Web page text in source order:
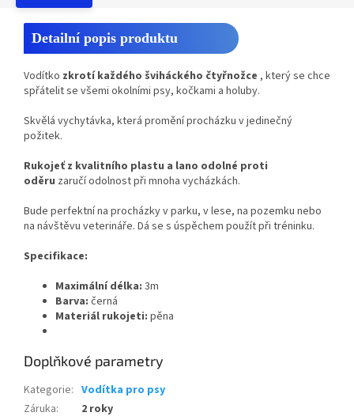
Detailní popis produktu
Vodítko zkrotí každého šviháckého čtyřnožce , který se chce
spřátelit se všemi okolními psy, kočkami a holuby.
Skvělá vychytávka, která promění procházku v jedinečný
požitek.
Rukojeť z kvalitního plastu a lano odolné proti
oděru zaručí odolnost při mnoha vycházkách.
Bude perfektní na procházky v parku, v lese, na pozemku nebo
na návštěvu veterináře. Dá se s úspěchem použít při tréninku.
Specifikace:
Maximální délka: 3m
Barva: černá
Materiál rukojeti: pěna
Doplňkové parametry
Kategorie: Vodítka pro psy
Záruka:
2 roky